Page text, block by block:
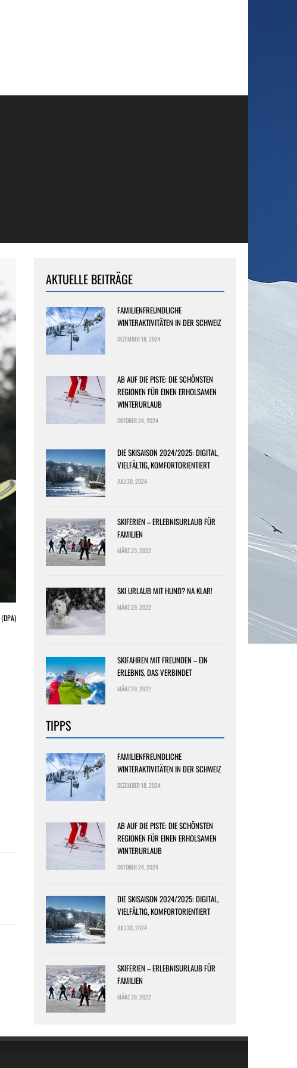
(DPA)
AKTUELLE BEITRÄGE
FAMILIENFREUNDLICHE
WINTERAKTIVITÄTEN IN DER SCHWEIZ
DEZEMBER 18, 2024
AB AUF DIE PISTE: DIE SCHÖNSTEN
REGIONEN FÜR EINEN ERHOLSAMEN
WINTERURLAUB
OKTOBER 24, 2024
DIE SKISAISON 2024/2025: DIGITAL,
VIELFÄLTIG, KOMFORTORIENTIERT
JULI 30, 2024
SKIFERIEN – ERLEBNISURLAUB FÜR
FAMILIEN
MÄRZ 29, 2022
SKI URLAUB MIT HUND? NA KLAR!
MÄRZ 29, 2022
SKIFAHREN MIT FREUNDEN – EIN
ERLEBNIS, DAS VERBINDET
MÄRZ 29, 2022
TIPPS
FAMILIENFREUNDLICHE
WINTERAKTIVITÄTEN IN DER SCHWEIZ
DEZEMBER 18, 2024
AB AUF DIE PISTE: DIE SCHÖNSTEN
REGIONEN FÜR EINEN ERHOLSAMEN
WINTERURLAUB
OKTOBER 24, 2024
DIE SKISAISON 2024/2025: DIGITAL,
VIELFÄLTIG, KOMFORTORIENTIERT
JULI 30, 2024
SKIFERIEN – ERLEBNISURLAUB FÜR
FAMILIEN
MÄRZ 29, 2022